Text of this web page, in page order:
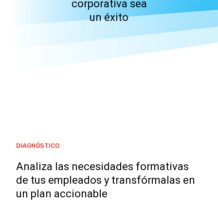
corporativa sea
un éxito
DIAGNÓSTICO
Analiza las necesidades formativas
de tus empleados y transfórmalas en
un plan accionable